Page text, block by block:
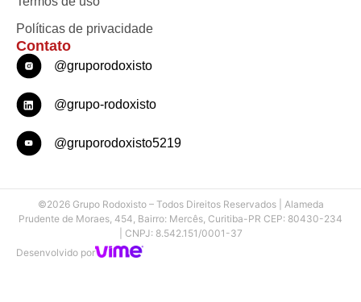
Políticas de privacidade
Contato
@gruporodoxisto
@grupo-rodoxisto
@gruporodoxisto5219
©2026 Grupo Rodoxisto – Todos Direitos Reservados | Alameda
Prudente de Moraes, 454, Bairro: Mercês, Curitiba-PR CEP: 80430-234
| CNPJ: 8.542.151/0001-37
Desenvolvido por